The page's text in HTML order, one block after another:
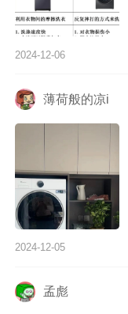
2024-12-06
薄荷般的凉i
2024-12-05
孟彪